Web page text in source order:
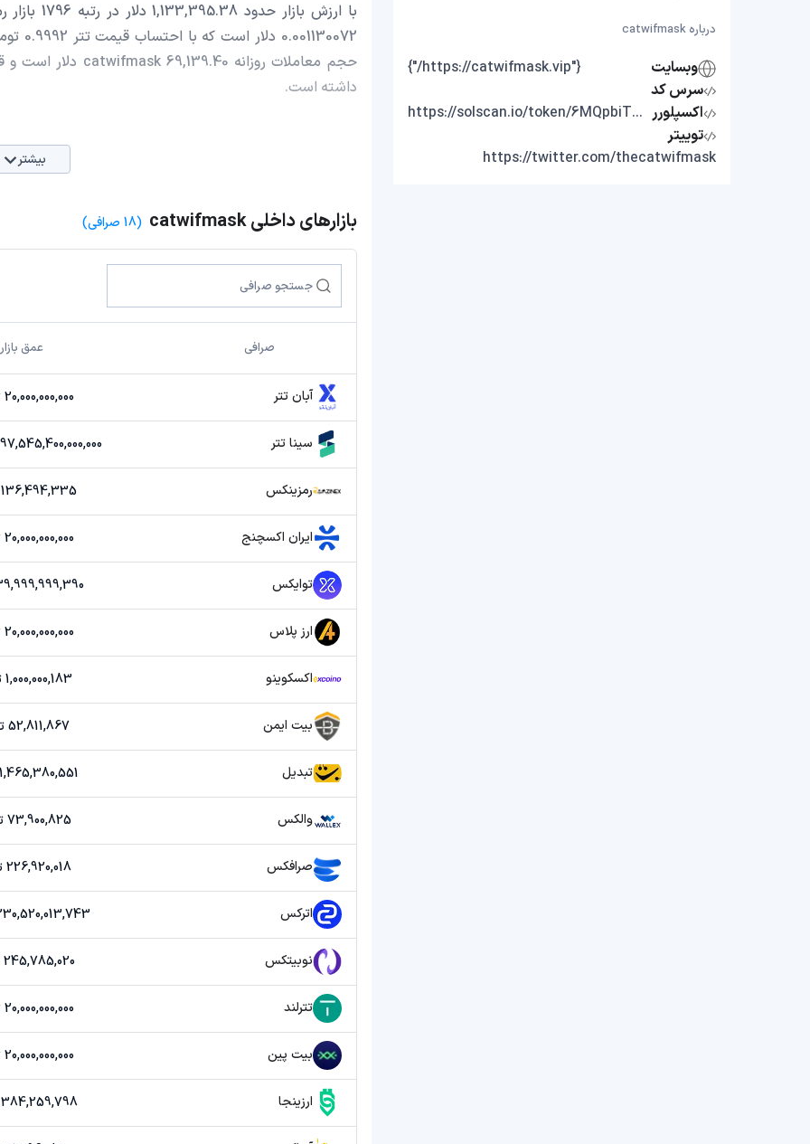
درباره catwifmask
وبسایت
{"https://catwifmask.vip/"}
سرس کد
اکسپلورر https://solscan.io/token/6MQpbiTC2YcogidTmKqMLK82qvE9z5QEm7EP3AEDpump
توییتر
https://twitter.com/thecatwifmask
داشته است.
بیشتر
بازارهای داخلی catwifmask (18 صرافی)
صرافی عمق بازار
آبان تتر 20,000,000,000 تومان
سینا تتر
رمزینکس 136,494,335 تومان
ایران اکسچنج 20,000,000,000 تومان
توایکس 39,999,999,390
ارز پلاس 20,000,000,000 تومان
اکسکوینو 1,000,000,183 تومان
بیت ایمن 52,811,867 تومان
تبدیل 1,465,380,551 تومان
والکس 73,900,825 تومان
صرافکس 226,920,018 تومان
اترکس 1,230,520,013,743
نوبیتکس 245,785,020 تومان
تترلند 20,000,000,000 تومان
بیت پین 20,000,000,000 تومان
ارزینجا 384,259,798 تومان